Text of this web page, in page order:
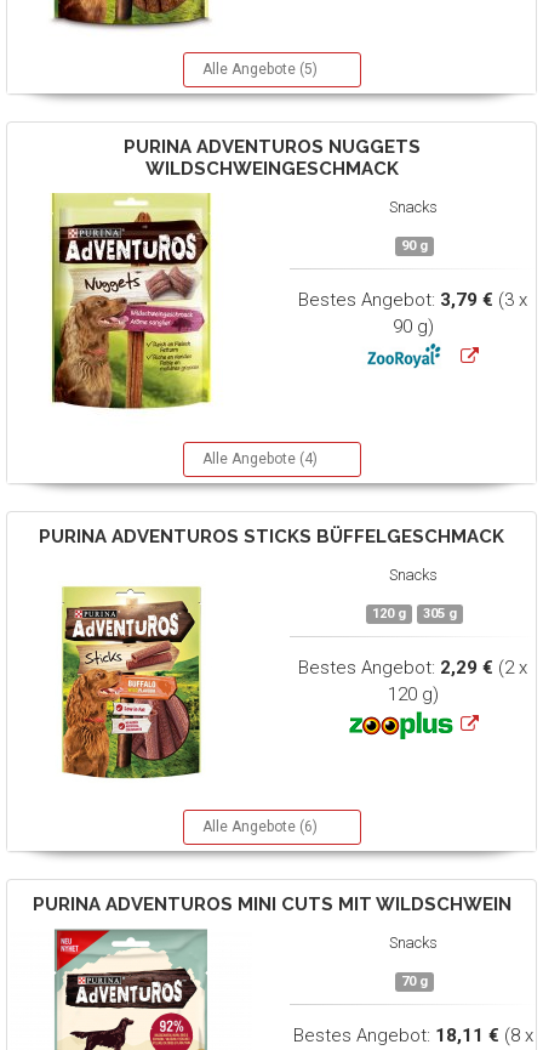
Alle Angebote (5)
PURINA ADVENTUROS NUGGETS
WILDSCHWEINGESCHMACK
Snacks
90 g
Bestes Angebot: 3,79 € (3 x
90 g)
Alle Angebote (4)
PURINA ADVENTUROS STICKS BÜFFELGESCHMACK
Snacks
120 g 305 g
Bestes Angebot: 2,29 € (2 x
120 g)
Alle Angebote (6)
PURINA ADVENTUROS MINI CUTS MIT WILDSCHWEIN
Snacks
70 g
Bestes Angebot: 18,11 € (8 x